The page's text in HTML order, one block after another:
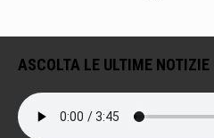
ASCOLTA LE ULTIME